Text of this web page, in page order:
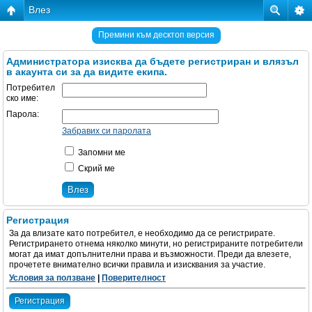
Влез
Премини към десктоп версия
Администратора изисква да бъдете регистриран и влязъл
в акаунта си за да видите екипа.
Потребител
ско име:
Парола:
Забравих си паролата
Запомни ме
Скрий ме
Регистрация
За да влизате като потребител, е необходимо да се регистрирате.
Регистрирането отнема няколко минути, но регистрираните потребители
могат да имат допълнителни права и възможности. Преди да влезете,
прочетете внимателно всички правила и изисквания за участие.
Условия за ползване
Поверителност
Регистрация